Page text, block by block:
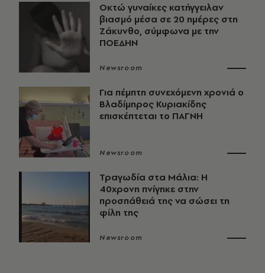
Οκτώ γυναίκες κατήγγειλαν
βιασμό μέσα σε 20 ημέρες στη
Ζάκυνθο, σύμφωνα με την
ΠΟΕΔΗΝ
Newsroom
Για πέμπτη συνεχόμενη χρονιά ο
Βλαδίμηρος Κυριακίδης
επισκέπτεται το ΠΑΓΝΗ
Newsroom
Τραγωδία στα Μάλια: Η
40χρονη πνίγηκε στην
προσπάθειά της να σώσει τη
φίλη της
Newsroom